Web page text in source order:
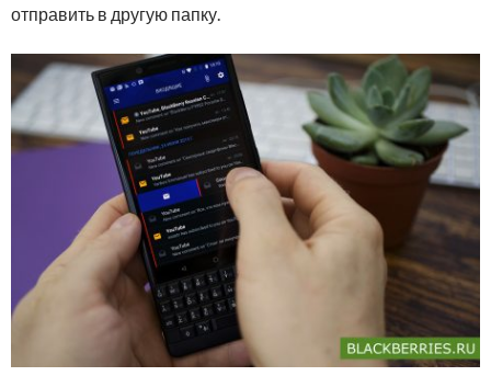
отправить в другую папку.